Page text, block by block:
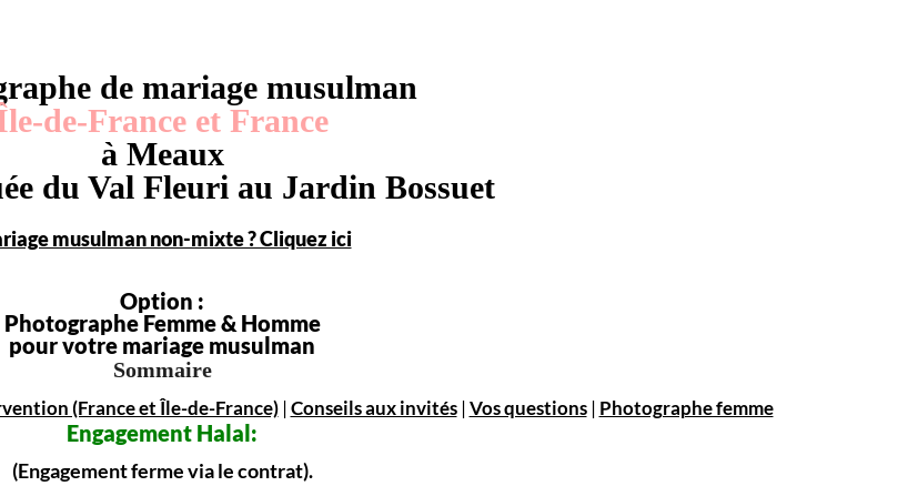
de mariage musulman
de-France et France
à Meaux
du Val Fleuri au Jardin Bossuet
musulman non-mixte ? Cliquez ici
Option :
Photographe Femme & Homme
pour votre mariage musulman
Sommaire
(France et Île-de-France)|Conseils aux invités|Vos questions| Photographe femme
Engagement Halal:
(Engagement ferme via le contrat).